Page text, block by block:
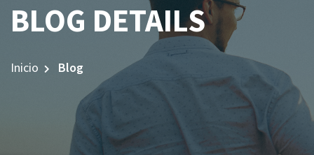
BLOG DETAILS
Inicio Blog